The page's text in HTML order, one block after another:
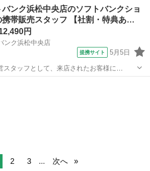
ティングを行うお仕事です！ 【お客様
職】...
バンク浜松中央店のソフトバンクショ
携帯販売スタッフ 【社割・特典あ…
円
ンク浜松中央店
提携サイト 5月5日
タッフとして、来店されたお客様に
の端末及びプランを提案します。 最初は
2 3 ... 次へ